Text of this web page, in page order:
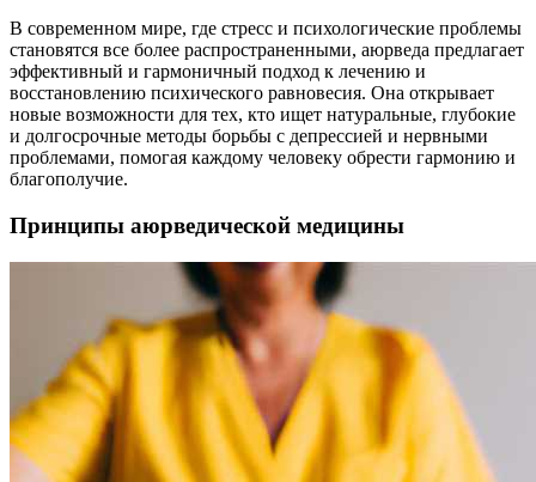
В современном мире, где стресс и психологические проблемы
становятся все более распространенными, аюрведа предлагает
эффективный и гармоничный подход к лечению и
восстановлению психического равновесия. Она открывает
новые возможности для тех, кто ищет натуральные, глубокие
и долгосрочные методы борьбы с депрессией и нервными
проблемами, помогая каждому человеку обрести гармонию и
благополучие.
Принципы аюрведической медицины